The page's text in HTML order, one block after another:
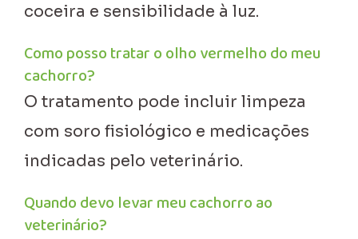
coceira e sensibilidade à luz.
Como posso tratar o olho vermelho do meu
cachorro?
O tratamento pode incluir limpeza
com soro fisiológico e medicações
indicadas pelo veterinário.
Quando devo levar meu cachorro ao
veterinário?